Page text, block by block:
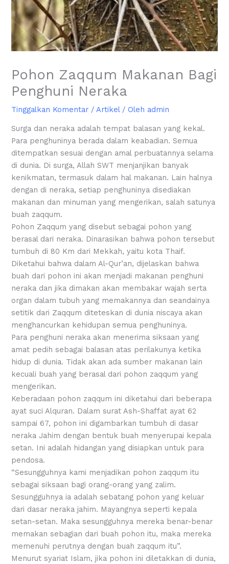
Pohon Zaqqum Makanan Bagi
Penghuni Neraka
Tinggalkan Komentar / Artikel/ Oleh admin
Surga dan neraka adalah tempat balasan yang kekal.
Para penghuninya berada dalam keabadian. Semua
ditempatkan sesuai dengan amal perbuatannya selama
di dunia. Di surga, Allah SWT menjanjikan banyak
kenikmatan, termasuk dalam hal makanan. Lain halnya
dengan di neraka, setiap penghuninya disediakan
makanan dan minuman yang mengerikan, salah satunya
buah zaqqum.
Pohon Zaqqum yang disebut sebagai pohon yang
berasal dari neraka. Dinarasikan bahwa pohon tersebut
tumbuh di 80 Km dari Mekkah, yaitu kota Thaif.
Diketahui bahwa dalam Al-Qur’an, dijelaskan bahwa
buah dari pohon ini akan menjadi makanan penghuni
neraka dan jika dimakan akan membakar wajah serta
organ dalam tubuh yang memakannya dan seandainya
setitik dari Zaqqum diteteskan di dunia niscaya akan
menghancurkan kehidupan semua penghuninya.
Para penghuni neraka akan menerima siksaan yang
amat pedih sebagai balasan atas perilakunya ketika
hidup di dunia. Tidak akan ada sumber makanan lain
kecuali buah yang berasal dari pohon zaqqum yang
mengerikan.
Keberadaan pohon zaqqum ini diketahui dari beberapa
ayat suci Alquran. Dalam surat Ash-Shaffat ayat 62
sampai 67, pohon ini digambarkan tumbuh di dasar
neraka Jahim dengan bentuk buah menyerupai kepala
setan. Ini adalah hidangan yang disiapkan untuk para
pendosa.
“Sesungguhnya kami menjadikan pohon zaqqum itu
sebagai siksaan bagi orang-orang yang zalim.
Sesungguhnya ia adalah sebatang pohon yang keluar
dari dasar neraka jahim. Mayangnya seperti kepala
setan-setan. Maka sesungguhnya mereka benar-benar
memakan sebagian dari buah pohon itu, maka mereka
memenuhi perutnya dengan buah zaqqum itu”.
Menurut syariat Islam, jika pohon ini diletakkan di dunia,